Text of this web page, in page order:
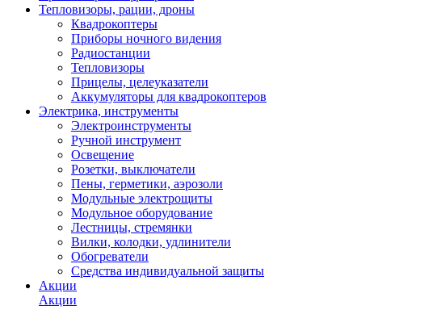
Тепловизоры, рации, дроны
Квадрокоптеры
Приборы ночного видения
Радиостанции
Тепловизоры
Прицелы, целеуказатели
Аккумуляторы для квадрокоптеров
Электрика, инструменты
Электроинструменты
Ручной инструмент
Освещение
Розетки, выключатели
Пены, герметики, аэрозоли
Модульные электрощиты
Модульное оборудование
Лестницы, стремянки
Вилки, колодки, удлинители
Обогреватели
Средства индивидуальной защиты
Акции
Акции